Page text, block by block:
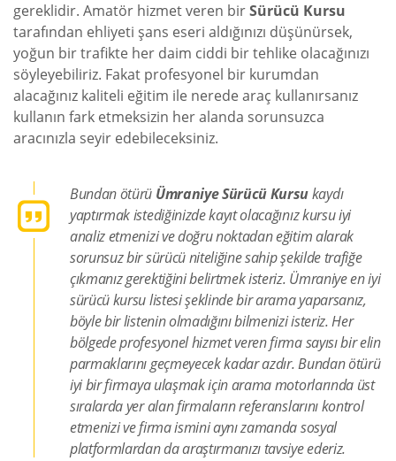
gereklidir. Amatör hizmet veren birSürücü Kursu
tarafından ehliyeti şans eseri aldığınızı düşünürsek,
yoğun bir trafikte her daim ciddi bir tehlike olacağınızı
söyleyebiliriz. Fakat profesyonel bir kurumdan
alacağınız kaliteli eğitim ile nerede araç kullanırsanız
kullanın fark etmeksizin her alanda sorunsuzca
aracınızla seyir edebileceksiniz.
Bundan ötürü Ümraniye Sürücü Kursukaydı
yaptırmak istediğinizde kayıt olacağınız kursu iyi
analiz etmenizi ve doğru noktadan eğitim alarak
sorunsuz bir sürücü niteliğine sahip şekilde trafiğe
çıkmanız gerektiğini belirtmek isteriz. Ümraniye en iyi
sürücü kursu listesi şeklinde bir arama yaparsanız,
böyle bir listenin olmadığını bilmenizi isteriz. Her
bölgede profesyonel hizmet veren firma sayısı bir elin
parmaklarını geçmeyecek kadar azdır. Bundan ötürü
iyi bir firmaya ulaşmak için arama motorlarında üst
sıralarda yer alan firmaların referanslarını kontrol
etmenizi ve firma ismini aynı zamanda sosyal
platformlardan da araştırmanızı tavsiye ederiz.